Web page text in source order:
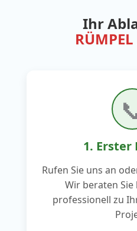
Ihr
RÜMPEL
1.
Rufen Sie uns an
Wir beraten
professionell zu